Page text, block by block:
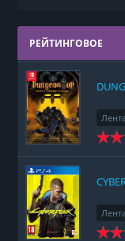
РЕЙТИНГОВОЕ